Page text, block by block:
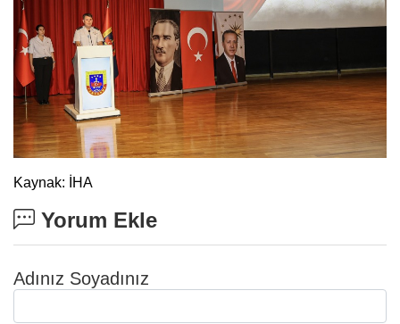
Kaynak: İHA
Yorum Ekle
Adınız Soyadınız